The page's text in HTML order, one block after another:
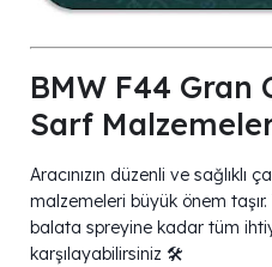
BMW F44 Gran
Sarf
Aracınızın düzenli ve sağlıklı
malzemeleri büyük önem
balata spreyine kadar tüm
karşılayabilirsiniz 🛠️